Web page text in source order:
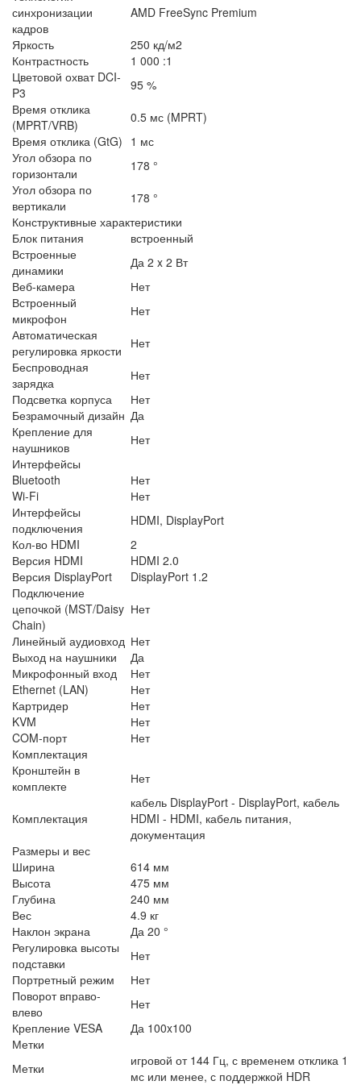
синхронизации
кадров
AMD FreeSync Premium
Яркость
250 кд/м2
Контрастность
1 000 :1
Цветовой охват DCI-
P3
95 %
Время отклика
(MPRT/VRB)
0.5 мс (MPRT)
Время отклика (GtG) 1 мс
Угол обзора по
горизонтали
178 °
Угол обзора по
вертикали
178 °
Конструктивные характеристики
Блок питания
встроенный
Встроенные
динамики
Да 2 x 2 Вт
Веб-камера
Нет
Встроенный
микрофон
Нет
Автоматическая
регулировка яркости
Нет
Беспроводная
зарядка
Нет
Подсветка корпуса
Нет
Безрамочный дизайн Да
Крепление для
наушников
Нет
Интерфейсы
Bluetooth
Нет
Wi-Fi
Нет
Интерфейсы
подключения
HDMI, DisplayPort
Кол-во HDMI
2
Версия HDMI
HDMI 2.0
Версия DisplayPort
DisplayPort 1.2
Подключение
цепочкой (MST/Daisy
Chain)
Нет
Линейный аудиовход Нет
Выход на наушники
Да
Микрофонный вход
Нет
Ethernet (LAN)
Нет
Картридер
Нет
KVM
Нет
COM-порт
Нет
Комплектация
Кронштейн в
комплекте
Нет
Комплектация
кабель DisplayPort - DisplayPort, кабель
HDMI - HDMI, кабель питания,
документация
Размеры и вес
Ширина
614 мм
Высота
475 мм
Глубина
240 мм
Вес
4.9 кг
Наклон экрана
Да 20 °
Регулировка высоты
подставки
Нет
Портретный режим
Нет
Поворот вправо-
влево
Нет
Крепление VESA
Да 100x100
Метки
Метки
игровой от 144 Гц, с временем отклика 1
мс или менее, с поддержкой HDR